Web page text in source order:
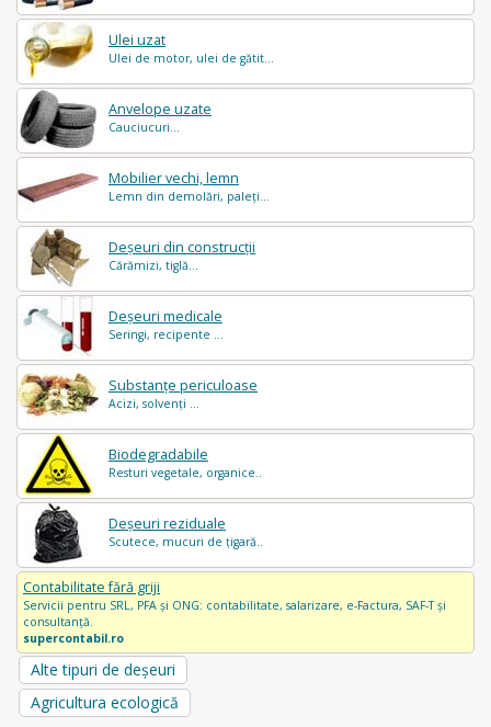
Ulei uzat
Ulei de motor, ulei de gătit...
Anvelope uzate
Cauciucuri...
Mobilier vechi, lemn
Lemn din demolări, paleți...
Deșeuri din construcții
Cărămizi, tiglă...
Deșeuri medicale
Seringi, recipente ...
Substanțe periculoase
Acizi, solvenți ...
Biodegradabile
Resturi vegetale, organice..
Deșeuri reziduale
Scutece, mucuri de țigară..
Contabilitate fără griji
Servicii pentru SRL, PFA și ONG: contabilitate, salarizare, e-Factura, SAF-T și
consultanță.
supercontabil.ro
Alte tipuri de deșeuri
Agricultura ecologică